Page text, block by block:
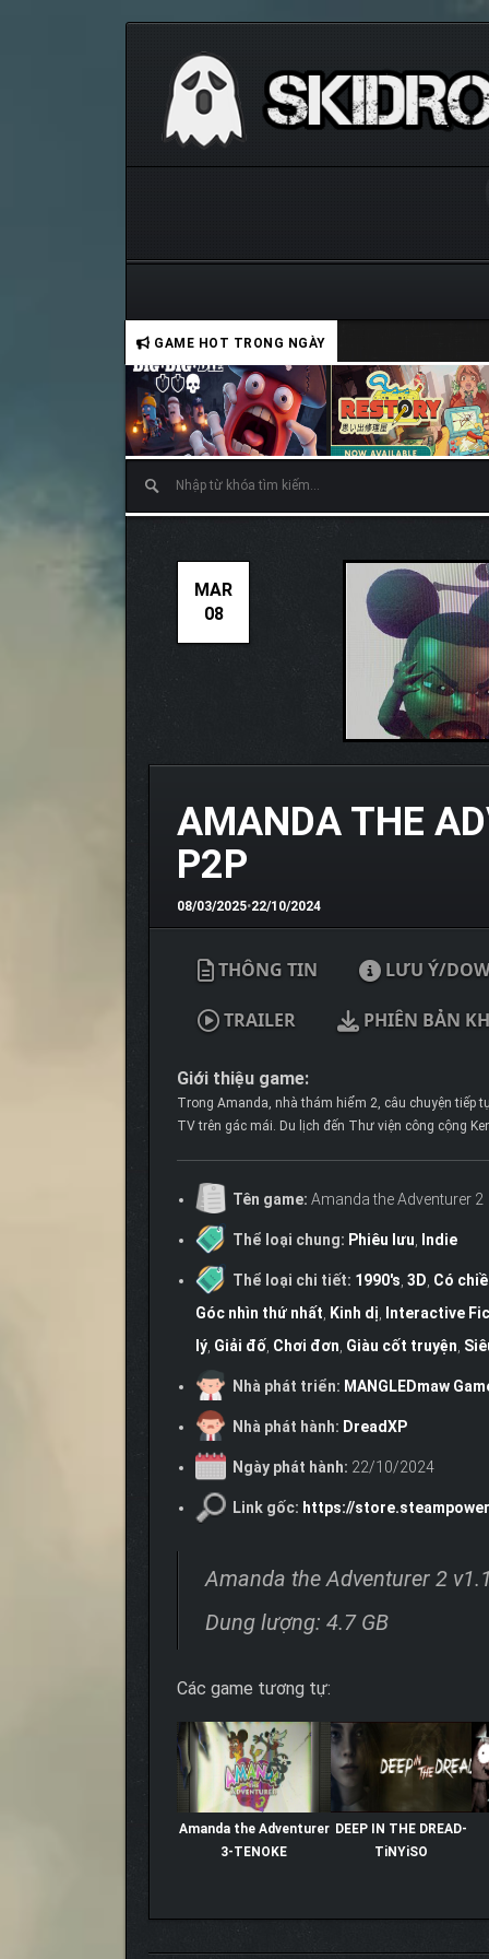
GAME HOT TRONG NGÀY
MAR
08
AMANDA THE
P2P
08/03/2025•22/10/2024
THÔNG TIN LƯU Ý/
TRAILER PHIÊN BẢN
Giới thiệu game:
Trong Amanda, nhà thám hiểm 2, câu chuyện tiếp
TV trên gác mái. Du lịch đến Thư viện công cộng
Tên game: Amanda the Adventurer 2
Thể loại chung: Phiêu lưu, Indie
Thể loại chi tiết: 1990's, 3D, Có
Góc nhìn thứ nhất, Kinh dị, Interactive
lý, Giải đố, Chơi đơn, Giàu cốt truyện,
Nhà phát triển: MANGLEDmaw
Nhà phát hành: DreadXP
Ngày phát hành: 22/10/2024
Link gốc: https://
Amanda the Adventurer 2
Dung lượng: 4.7 GB
Các game tương tự:
Amanda the Adventurer
3-TENOKE
DEEP IN THE DREAD-
TiNYiSO